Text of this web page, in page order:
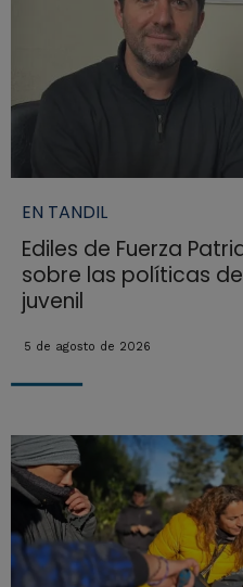
EN TANDIL
Ediles de Fuerza
sobre las políticas
juvenil
5 de agosto de 2026